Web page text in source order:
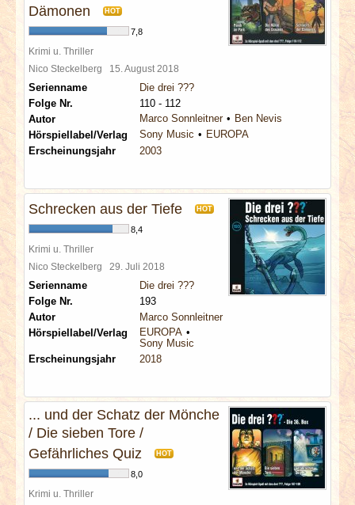
Dämonen
HOT
7,8
Krimi u. Thriller
Nico Steckelberg 15. August 2018
Serienname
Die drei ???
Folge Nr.
110 - 112
Autor
Marco Sonnleitner
Ben Nevis
Hörspiellabel/Verlag
Sony Music
EUROPA
Erscheinungsjahr
2003
Schrecken aus der Tiefe HOT
8,4
Krimi u. Thriller
Nico Steckelberg 29. Juli 2018
Serienname
Die drei ???
Folge Nr.
193
Autor
Marco Sonnleitner
Hörspiellabel/Verlag
EUROPA
Sony Music
Erscheinungsjahr
2018
... und der Schatz der Mönche
/ Die sieben Tore /
Gefährliches Quiz
HOT
8,0
Krimi u. Thriller